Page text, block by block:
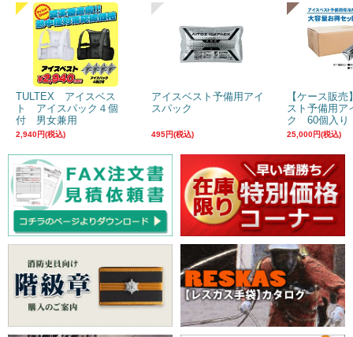
TULTEX アイスベス
ト アイスパック４個
付 男女兼用
2,940円(税込)
アイスベスト予備用アイ
スパック
495円(税込)
【ケース販
スト予備用ア
ク 60個入り
25,000円(税込)